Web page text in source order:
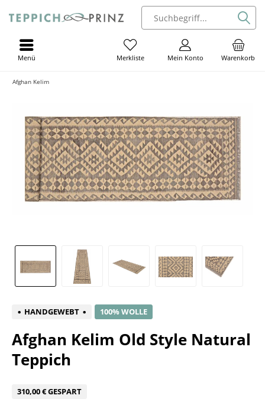
Warenkorb
Mein Konto
Merkliste
Menü
Afghan Kelim
HANDGEWEBT 100% WOLLE
Afghan Kelim Old Style Natural
Teppich
310,00 € GESPART